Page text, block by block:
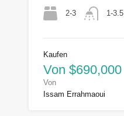
2-3 1-3.5
Kaufen
Von $690,000
Von
Issam Errahmaoui